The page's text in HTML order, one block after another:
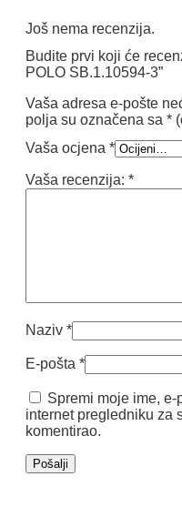
Još nema recenzija.
Budite prvi koji će
POLO SB.1.10594-3”
Vaša adresa e-pošte
polja su označena sa *
Vaša ocjena *
Vaša recenzija: *
Naziv *
E-pošta *
Spremi moje ime,
internet pregledniku za
komentirao.